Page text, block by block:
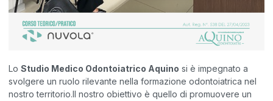
Lo Studio Medico Odontoiatrico Aquino si è impegnato a
svolgere un ruolo rilevante nella formazione odontoiatrica nel
nostro territorio.Il nostro obiettivo è quello di promuovere un